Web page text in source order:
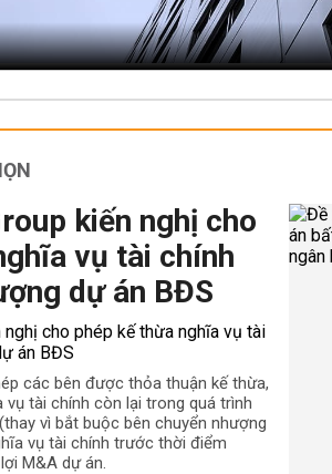
kiến nghị cho
vụ tài chính
dự án BĐS
các bên được thỏa thuận kế thừa,
tài chính còn lại trong quá trình
vì bắt buộc bên chuyển nhượng
vụ tài chính trước thời điểm
M&A dự án.